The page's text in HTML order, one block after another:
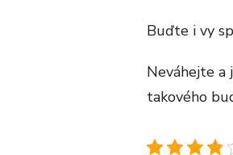
Buďte i vy
Neváhejte a
takového